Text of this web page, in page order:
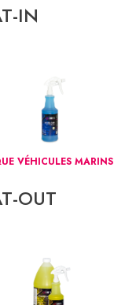
IN
VÉHICULES MARINS
OUT